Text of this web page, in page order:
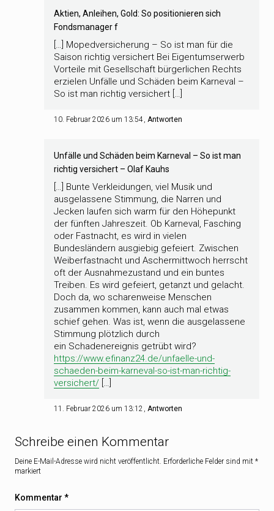
Aktien, Anleihen, Gold: So positionieren sich
Fondsmanager f
[…] Mopedversicherung – So ist man für die
Saison richtig versichert Bei Eigentumserwerb
Vorteile mit Gesellschaft bürgerlichen Rechts
erzielen Unfälle und Schäden beim Karneval –
So ist man richtig versichert […]
10. Februar 2026 um 13:54 Antworten
Unfälle und Schäden beim Karneval – So ist man
richtig versichert – Olaf Kauhs
[…] Bunte Verkleidungen, viel Musik und
ausgelassene Stimmung, die Narren und
Jecken laufen sich warm für den Höhepunkt
der fünften Jahreszeit. Ob Karneval, Fasching
oder Fastnacht, es wird in vielen
Bundesländern ausgiebig gefeiert. Zwischen
Weiberfastnacht und Aschermittwoch herrscht
oft der Ausnahmezustand und ein buntes
Treiben. Es wird gefeiert, getanzt und gelacht.
Doch da, wo scharenweise Menschen
zusammen kommen, kann auch mal etwas
schief gehen. Was ist, wenn die ausgelassene
Stimmung plötzlich durch
ein Schadenereignis getrübt wird?
https://www.efinanz24.de/unfaelle-und-
schaeden-beim-karneval-so-ist-man-richtig-
versichert/ […]
11. Februar 2026 um 13:12 Antworten
Schreibe einen Kommentar
Deine E-Mail-Adresse wird nicht veröffentlicht. Erforderliche Felder sind mit *
markiert
Kommentar *